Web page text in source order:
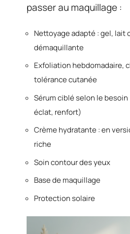
passer au maquillage :
Nettoyage adapté : gel, lait
démaquillante
Exfoliation hebdomadaire,
tolérance cutanée
Sérum ciblé selon le
éclat, renfort)
Crème hydratante : en
riche
Soin contour des yeux
Base de maquillage
Protection solaire